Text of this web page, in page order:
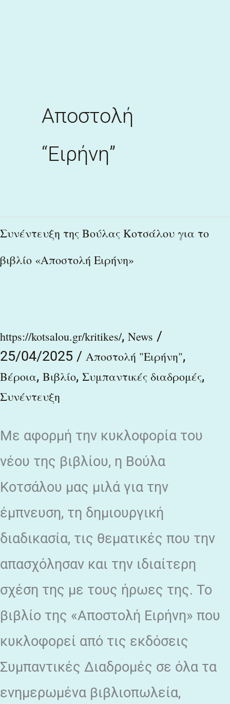
Αποστολή
“Ειρήνη”
Συνέντευξη της Boύλας Κοτσάλου για το
βιβλίο «Αποστολή Ειρήνη»
https://kotsalou.gr/kritikes/, News /
25/04/2025 / Αποστολή "Ειρήνη",
Βέροια, Βιβλίο, Συμπαντικές διαδρομές,
Συνέντευξη
Με αφορμή την κυκλοφορία του
νέου της βιβλίου, η Βούλα
Κοτσάλου μας μιλά για την
έμπνευση, τη δημιουργική
διαδικασία, τις θεματικές που την
απασχόλησαν και την ιδιαίτερη
σχέση της με τους ήρωες της. Το
βιβλίο της «Αποστολή Ειρήνη» που
κυκλοφορεί από τις εκδόσεις
Συμπαντικές Διαδρομές σε όλα τα
ενημερωμένα βιβλιοπωλεία,
Συνέντευξη
Boύλας
το
βιβλίο
«Αποστολή
Ειρήνη»